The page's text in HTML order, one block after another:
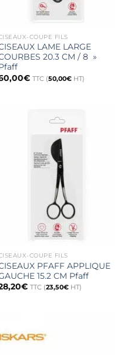
COUPE FILS
LAME LARGE
20.3 CM / 8 »
€ TTC (50,00€HT)
COUPE FILS
PFAFF APPLIQUE
15.2 CM Pfaff
€ TTC (23,50€HT)